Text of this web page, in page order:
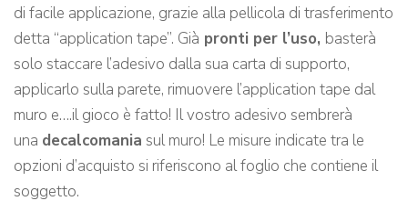
di facile applicazione, grazie alla pellicola di trasferimento
detta “application tape”. Già pronti per l’uso, basterà
solo staccare l’adesivo dalla sua carta di supporto,
applicarlo sulla parete, rimuovere l’application tape dal
muro e….il gioco è fatto! Il vostro adesivo sembrerà
una decalcomania sul muro! Le misure indicate tra le
opzioni d’acquisto si riferiscono al foglio che contiene il
soggetto.